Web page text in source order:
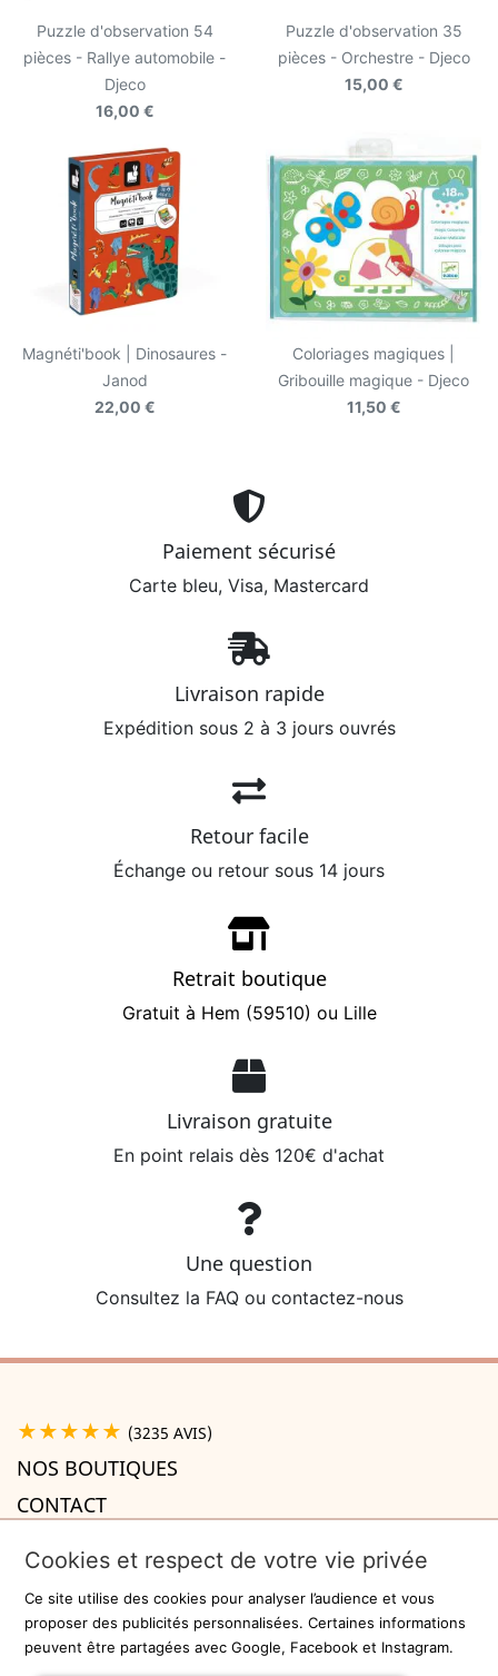
Puzzle d'observation 54
pièces - Rallye automobile -
Djeco
16,00 €
Puzzle d'observation 35
pièces - Orchestre - Djeco
15,00 €
Magnéti'book | Dinosaures -
Janod
22,00 €
Coloriages magiques |
Gribouille magique - Djeco
11,50 €
Paiement sécurisé
Carte bleu, Visa, Mastercard
Livraison rapide
Expédition sous 2 à 3 jours ouvrés
Retour facile
Échange ou retour sous 14 jours
Retrait boutique
Gratuit à Hem (59510) ou Lille
Livraison gratuite
En point relais dès 120€ d'achat
Une question
Consultez la FAQ ou contactez-nous
★★★★★ (3235 AVIS)
NOS BOUTIQUES
CONTACT
INFORMATIONS
Recevez la newsletter
Cookies et respect de votre vie privée
Ce site utilise des cookies pour analyser l’audience et vous
proposer des publicités personnalisées. Certaines informations
peuvent être partagées avec Google, Facebook et Instagram.